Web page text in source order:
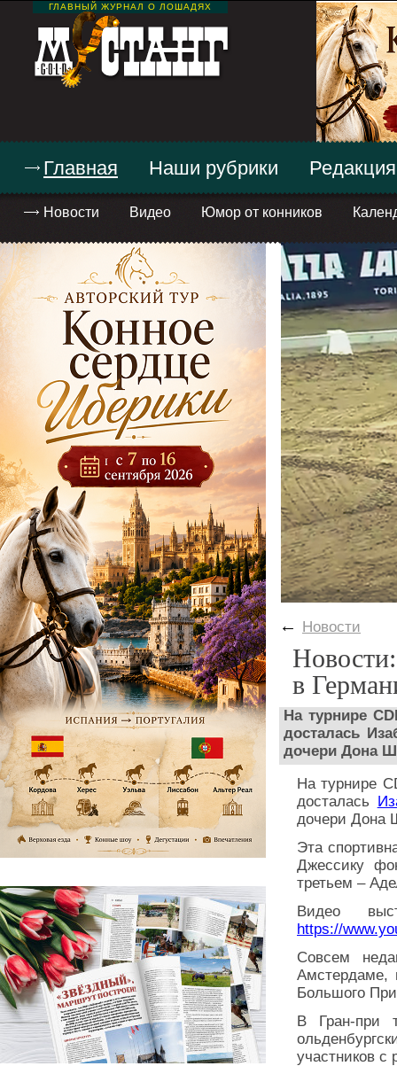
ГЛАВНЫЙ ЖУРНАЛ О ЛОШАДЯХ
Главная
Новости Видео Юмор от конников
Наши рубрики Редакция
← Новости
в
На турнире
досталась
дочери Дона
На турнире
досталась
дочери Дона
Эта
Джессику
третьем –
Видео
https://
Совсем
Амстердаме,
Большого
В Гран-при
участников с